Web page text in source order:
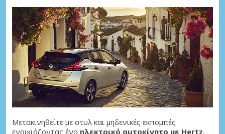
Μετακινηθείτε με στυλ και μηδενικές εκπομπές
ενοικιάζοντας ένα ηλεκτρικό αυτοκίνητο με Hertz.